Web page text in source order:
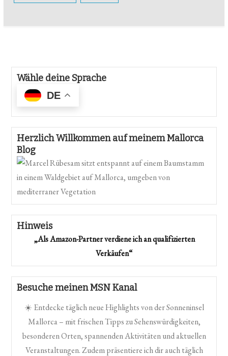
Wähle deine Sprache
DE
Herzlich Willkommen auf meinem Mallorca
Blog
Hinweis
„Als Amazon-Partner verdiene ich an qualifizierten
Verkäufen“
Besuche meinen MSN Kanal
☀️ Entdecke täglich neue Highlights von der Sonneninsel
Mallorca – mit frischen Tipps zu Sehenswürdigkeiten,
besonderen Orten, spannenden Aktivitäten und aktuellen
Veranstaltungen. Zudem präsentiere ich dir auch täglich